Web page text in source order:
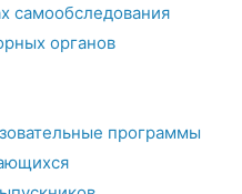
самообследования
органов
программы